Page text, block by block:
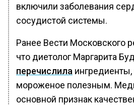
включили заболевания
сосудистой системы.
Ранее Вести Московского
что диетолог Маргарита
перечислила
мороженое полезным.
основной признак